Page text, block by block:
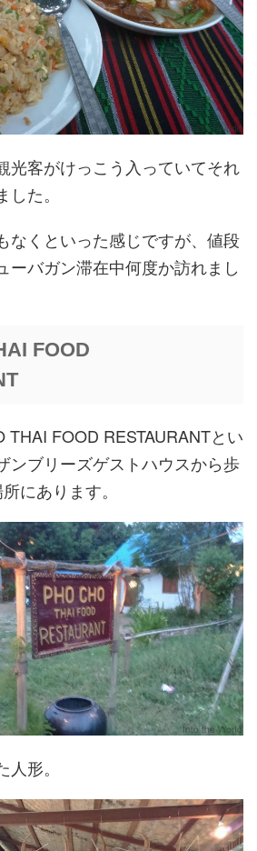
光客がけっこう入っていてそれ
た。
なくといった感じですが、値段
ーバガン滞在中何度か訪れまし
FOOD
THAI FOOD RESTAURANTとい
ンブリーズゲストハウスから歩
にあります。
形。